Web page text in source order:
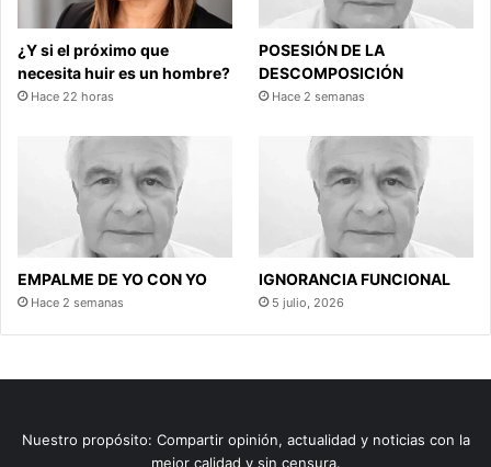
¿Y si el próximo que
necesita huir es un hombre?
Hace 22 horas
POSESIÓN DE LA
DESCOMPOSICIÓN
Hace 2 semanas
EMPALME DE YO CON YO
Hace 2 semanas
IGNORANCIA FUNCIONAL
5 julio, 2026
Nuestro propósito: Compartir opinión, actualidad y noticias con la
mejor calidad y sin censura.